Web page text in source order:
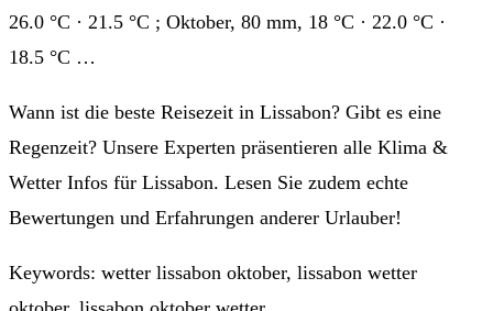
26.0 °C · 21.5 °C ; Oktober, 80 mm, 18 °C · 22.0 °C ·
18.5 °C …
Wann ist die beste Reisezeit in Lissabon? Gibt es eine
Regenzeit? Unsere Experten präsentieren alle Klima &
Wetter Infos für Lissabon. Lesen Sie zudem echte
Bewertungen und Erfahrungen anderer Urlauber!
Keywords: wetter lissabon oktober, lissabon wetter